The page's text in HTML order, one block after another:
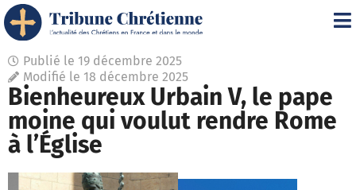
Publié le 19 décembre 2025
Modifié le 18 décembre 2025
Bienheureux Urbain V, le pape
moine qui voulut rendre Rome
à l’Église